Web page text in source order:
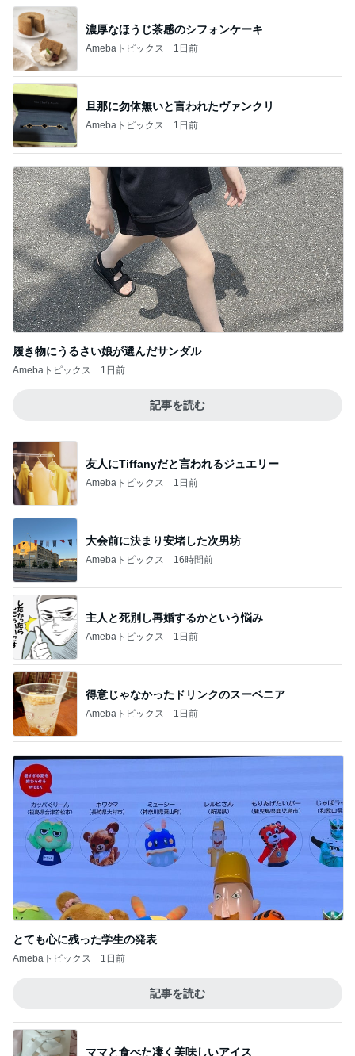
濃厚なほうじ茶感のシフォンケーキ
Amebaトピックス 1日前
旦那に勿体無いと言われたヴァンクリ
Amebaトピックス 1日前
履き物にうるさい娘が選んだサンダル
Amebaトピックス 1日前
記事を読む
友人にTiffanyだと言われるジュエリー
Amebaトピックス 1日前
大会前に決まり安堵した次男坊
Amebaトピックス 16時間前
主人と死別し再婚するかという悩み
Amebaトピックス 1日前
得意じゃなかったドリンクのスーベニア
Amebaトピックス 1日前
とても心に残った学生の発表
Amebaトピックス 1日前
記事を読む
ママと食べた凄く美味しいアイス